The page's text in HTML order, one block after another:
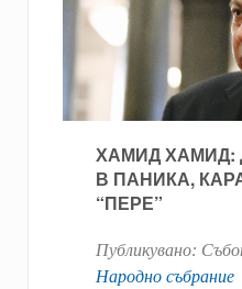
ХАМИД ХАМИД:
В ПАНИКА,
“ПЕРЕ”
Публикувано:
Народно събрание